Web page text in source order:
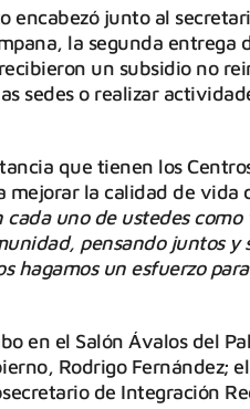
encabezó junto al
la segunda entrega
un subsidio no
sedes o realizar
que tienen los
la calidad de vida
uno de ustedes
pensando juntos y
hagamos un esfuerzo
en el Salón Ávalos del
Rodrigo Fernández;
de Integración